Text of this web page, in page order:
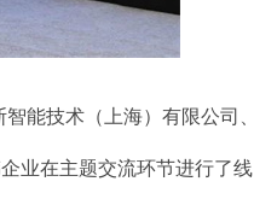
能技术（上海）有限公司、
业在主题交流环节进行了线